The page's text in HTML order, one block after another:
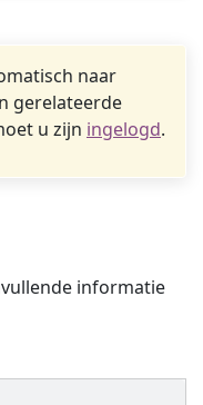
naar
gerelateerde
u zijn ingelogd.
informatie